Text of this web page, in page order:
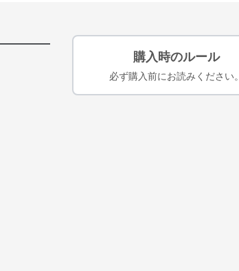
購入時のルール
必ず購入前にお読みください。